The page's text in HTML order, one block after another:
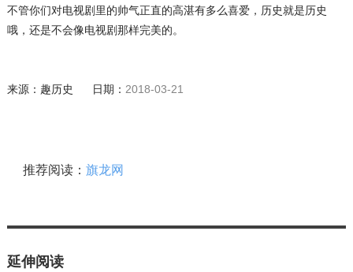
不管你们对电视剧里的帅气正直的高湛有多么喜爱，历史就是历史
哦，还是不会像电视剧那样完美的。
来源：趣历史 日期： 2018-03-21
推荐阅读： 旗龙网
延伸阅读